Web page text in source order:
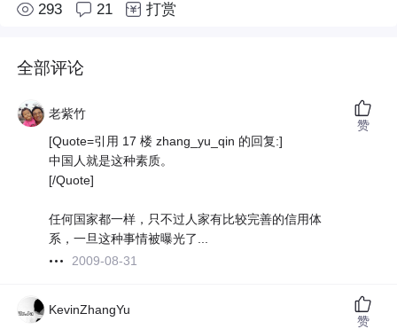
293 21 打赏
全部评论
老紫竹
[Quote=引用 17 楼 zhang_yu_qin 的回复:]
中国人就是这种素质。
[/Quote]
任何国家都一样，只不过人家有比较完善的信用体
系，一旦这种事情被曝光了...
2009-08-31
赞
KevinZhangYu
赞